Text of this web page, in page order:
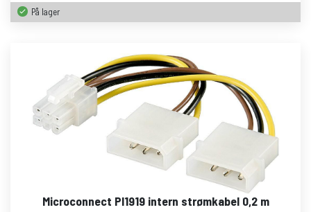
På lager
Microconnect PI1919 intern strømkabel 0,2 m